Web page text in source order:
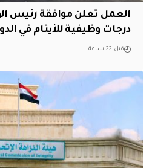
العمل تعلن موافقة رئيس
درجات وظيفية للأيتام في
قبل 22 ساعة